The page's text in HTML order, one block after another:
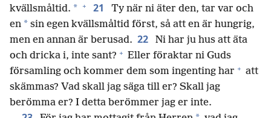
kvällsmåltid. * + 21
Ty när ni äter den, tar var och
en * sin egen kvällsmåltid först, så att en är hungrig,
men en annan är berusad. 22
Ni har ju hus att äta
och dricka i, inte sant? + Eller föraktar ni Guds
församling och kommer dem som ingenting har + att
skämmas? Vad skall jag säga till er? Skall jag
berömma er? I detta berömmer jag er inte.